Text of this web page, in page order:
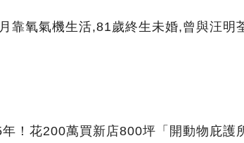
靠氧氣機生活,81歲終生未婚,曾與汪明
！花200萬買新店800坪「開動物庇護